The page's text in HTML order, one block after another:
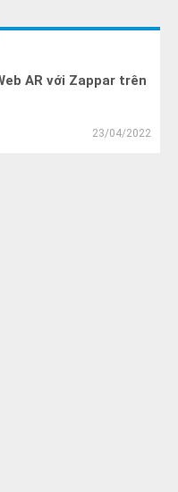
AR với Zappar trên
23/04/2022